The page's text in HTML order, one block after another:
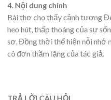
4. Nội dung chính
Bài thơ cho thấy cảnh tượng
heo hút, thấp thoáng của sự
sơ. Đồng thời thể hiện nỗi nhớ
cô đơn thầm lặng của tác giả.
TRẢ LỜI CÂU HỎI